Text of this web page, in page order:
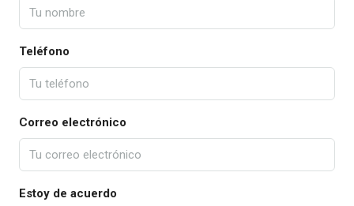
Teléfono
Correo electrónico
Estoy de acuerdo